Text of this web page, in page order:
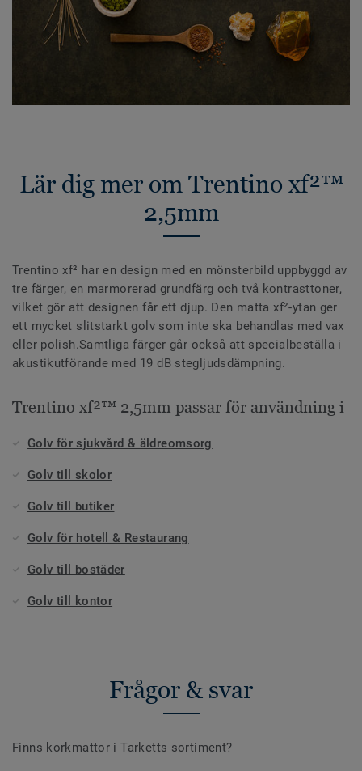
Lär dig mer om Trentino xf²™
2,5mm
Trentino xf² har en design med en mönsterbild uppbyggd av
tre färger, en marmorerad grundfärg och två kontrasttoner,
vilket gör att designen får ett djup. Den matta xf²-ytan ger
ett mycket slitstarkt golv som inte ska behandlas med vax
eller polish.Samtliga färger går också att specialbeställa i
akustikutförande med 19 dB stegljudsdämpning.
Trentino xf²™ 2,5mm passar för användning i
Golv för sjukvård & äldreomsorg
Golv till skolor
Golv till butiker
Golv för hotell & Restaurang
Golv till bostäder
Golv till kontor
Frågor & svar
Finns korkmattor i Tarketts sortiment?